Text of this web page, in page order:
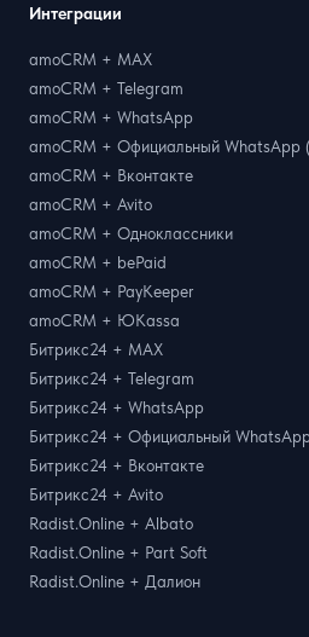
Интеграции
amoCRM + MAX
amoCRM + Telegram
amoCRM + WhatsApp
amoCRM + Официальный WhatsApp
amoCRM + Вконтакте
amoCRM + Avito
amoCRM + Одноклассники
amoCRM + bePaid
amoCRM + PayKeeper
amoCRM + ЮKassa
Битрикс24 + MAX
Битрикс24 + Telegram
Битрикс24 + WhatsApp
Битрикс24 + Официальный
Битрикс24 + Вконтакте
Битрикс24 + Avito
Radist.Online + Albato
Radist.Online + Part Soft
Radist.Online + Далион